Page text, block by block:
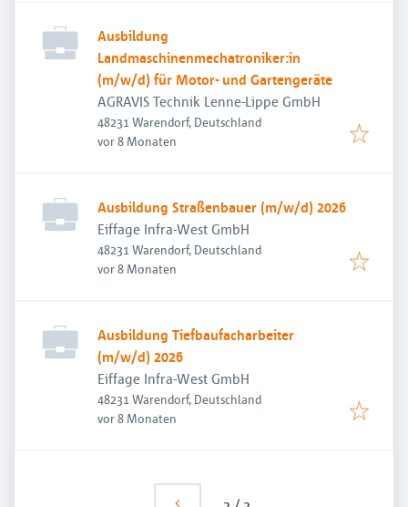
Ausbildung
Landmaschinenmechatroniker:in
(m/w/d) für Motor- und Gartengeräte
AGRAVIS Technik Lenne-Lippe GmbH
48231 Warendorf, Deutschland
Veröffentlicht:
vor 8 Monaten
Ausbildung Straßenbauer (m/w/d) 2026
Eiffage Infra-West GmbH
48231 Warendorf, Deutschland
Veröffentlicht:
vor 8 Monaten
Ausbildung Tiefbaufacharbeiter
(m/w/d) 2026
Eiffage Infra-West GmbH
48231 Warendorf, Deutschland
Veröffentlicht:
vor 8 Monaten